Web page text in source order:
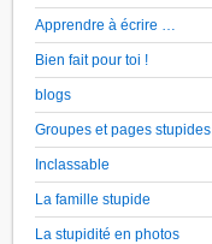
Apprendre à écrire …
Bien fait pour toi !
blogs
Groupes et pages stupides
Inclassable
La famille stupide
La stupidité en photos